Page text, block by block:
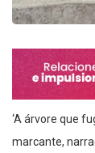
‘A árvore que
marcante,
vida tranquila: